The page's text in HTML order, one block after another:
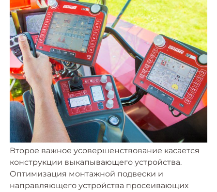
Второе важное усовершенствование касается
конструкции выкапывающего устройства.
Оптимизация монтажной подвески и
направляющего устройства просеивающих